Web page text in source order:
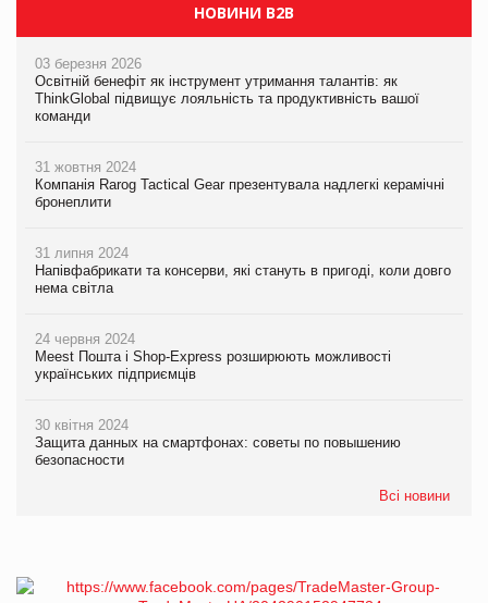
НОВИНИ B2B
03 березня 2026
Освітній бенефіт як інструмент утримання талантів: як
ThinkGlobal підвищує лояльність та продуктивність вашої
команди
31 жовтня 2024
Компанія Rarog Tactical Gear презентувала надлегкі керамічні
бронеплити
31 липня 2024
Напівфабрикати та консерви, які стануть в пригоді, коли довго
нема світла
24 червня 2024
Meest Пошта і Shop-Express розширюють можливості
українських підприємців
30 квітня 2024
Защита данных на смартфонах: советы по повышению
безопасности
Всі новини